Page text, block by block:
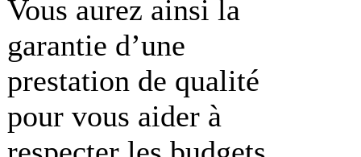
Vous aurez ainsi la
garantie d’une
prestation de qualité
pour vous aider à